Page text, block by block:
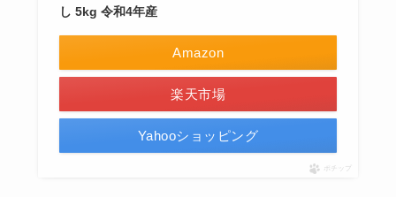
し 5kg 令和4年産
Amazon
楽天市場
Yahooショッピング
ポチップ